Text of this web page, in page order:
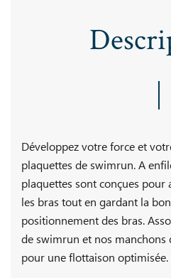
Développez votre force et
plaquettes de swimrun. A
plaquettes sont conçues pour
les bras tout en gardant la
positionnement des bras.
de swimrun et nos
pour une flottaison optimisée.